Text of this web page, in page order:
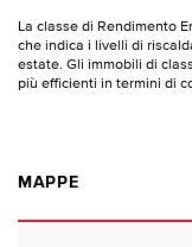
La classe di Rendimento
che indica i livelli di
estate. Gli immobili di
più efficienti in termini di
MAPPE